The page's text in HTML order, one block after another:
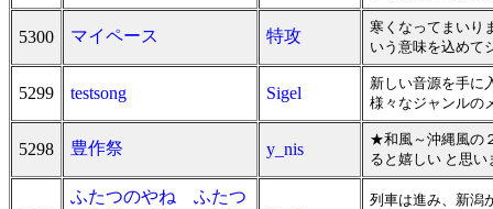
5300 マイペース 特攻
寒くなってまいり
いう意味を込めて
5299 testsong Sigel
新しい音源を手に
様々なジャンルの
5298 豊作祭 y_nis
★和風～沖縄風の
ると嬉しい と思い
ふたつのやね ふたつ
列車は進み、新潟